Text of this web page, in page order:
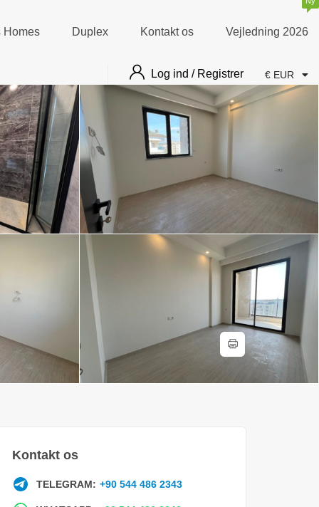
Homes Duplex Kontakt os Vejledning 2026
Log ind / Registrer € EUR
Kontakt os
TELEGRAM: +90 544 486 2343